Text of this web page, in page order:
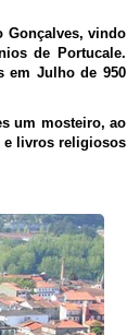
Gonçalves, vindo
de Portucale.
em Julho de 950
um mosteiro, ao
e livros religiosos